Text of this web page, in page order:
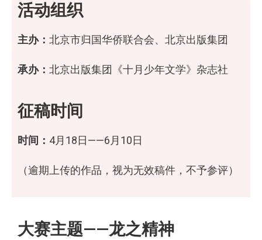
活动组织
主办： 北京市归国华侨联合会、北京出版集团
承办： 北京出版集团《十月少年文学》杂志社
征稿时间
时间： 4月18日——6月10日
（逾期上传的作品，视为无效稿件，不予参评）
大赛主题——龙之精神